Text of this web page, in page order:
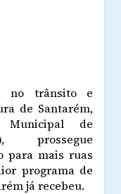
no trânsito e
de Santarém,
de
prossegue
para mais ruas
programa de
já recebeu.